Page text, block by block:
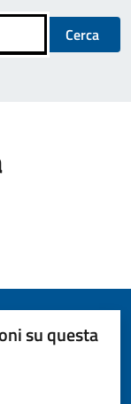
Cerca
su questa